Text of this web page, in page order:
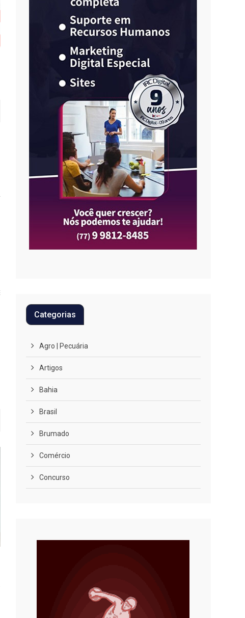
Categorias
Agro | Pecuária
Artigos
Bahia
Brasil
Brumado
Comércio
Concurso